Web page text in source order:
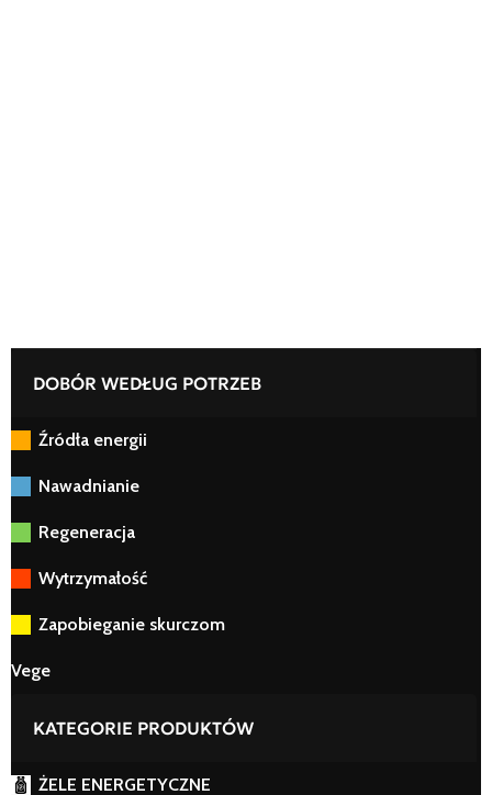
DOBÓR WEDŁUG POTRZEB
Źródła energii
Nawadnianie
Regeneracja
Wytrzymałość
Zapobieganie skurczom
Vege
KATEGORIE PRODUKTÓW
ŻELE ENERGETYCZNE